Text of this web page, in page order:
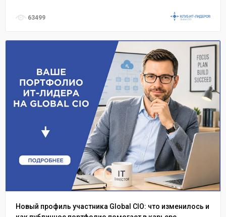
63499
Новый профиль участника Global CIO: что изменилось и